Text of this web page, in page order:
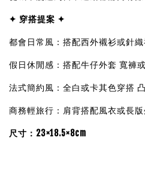
✦ 穿搭提案 ✦
都會日常風：搭配西外襯衫或針
假日休閒感：搭配牛仔外套 寬褲
法式簡約風：全白或卡其色穿搭
商務輕旅行：肩背搭配風衣或長
尺寸：23×18.5×8cm